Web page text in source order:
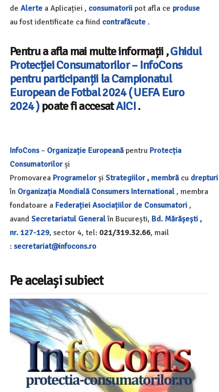
de Alerte a Aplicației , consumatorii pot afla ce produse
au fost identificate ca fiind contrafăcute .
Pentru a afla mai multe informații ,Ghidul
Protecției Consumatorilor – InfoCons
pentru participanții la Campionatul
European de Fotbal 2024 ( UEFA Euro
2024 )poate fi accesatAICI.
InfoCons– Organizație Europeană pentru Protecția
Consumatorilor și
Promovarea Programelor și Strategiilor , membră cu drepturi
în Organizația Mondială Consumers International , membra
fondatoare a Federației Asociațiilor de Consumatori ,
avand Secretariatul Generalîn București, Bd. Mărășești ,
nr. 127-129, sector 4, tel: 021/319.32.66, mail
: secretariat@infocons.ro
Pe același subiect